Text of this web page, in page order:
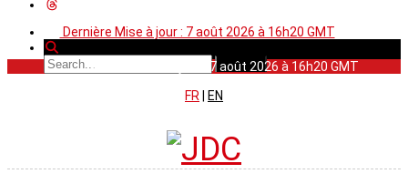
Dernière Mise à jour : 7 août 2026 à 16h20 GMT
Dernière Mise à jour : 7 août 2026 à 16h20 GMT
FR
EN